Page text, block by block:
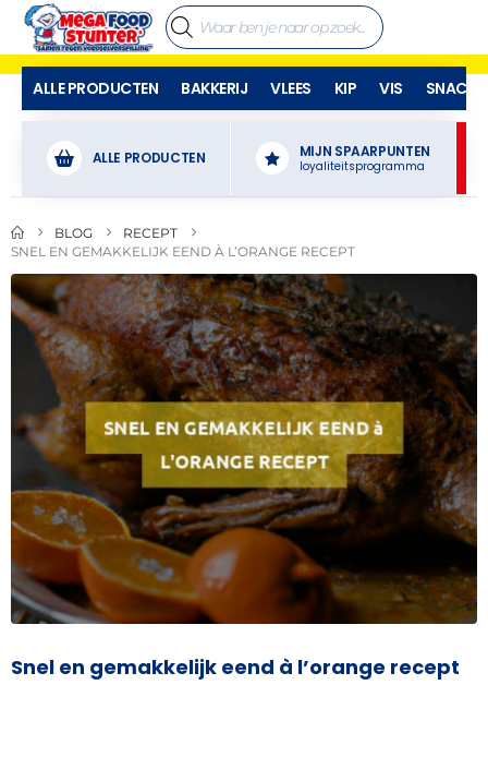
ALLE PRODUCTEN BAKKERIJ VLEES KIP VIS SNACKS
ALLE PRODUCTEN MIJN SPAARPUNTEN
loyaliteitsprogramma
BLOG
RECEPT
SNEL EN GEMAKKELIJK EEND À L’ORANGE RECEPT
Snel en gemakkelijk eend à l’orange recept